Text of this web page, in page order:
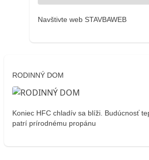
Navštivte web STAVBAWEB
RODINNÝ DOM
Koniec HFC chladív sa blíži. Budúcnosť
patrí prírodnému propánu